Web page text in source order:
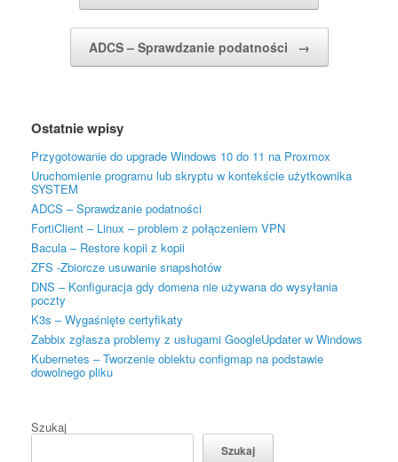
ADCS – Sprawdzanie podatności →
Ostatnie wpisy
Przygotowanie do upgrade Windows 10 do 11 na Proxmox
Uruchomienie programu lub skryptu w kontekście użytkownika
SYSTEM
ADCS – Sprawdzanie podatności
FortiClient – Linux – problem z połączeniem VPN
Bacula – Restore kopii z kopii
ZFS -Zbiorcze usuwanie snapshotów
DNS – Konfiguracja gdy domena nie używana do wysyłania
poczty
K3s – Wygaśnięte certyfikaty
Zabbix zgłasza problemy z usługami GoogleUpdater w Windows
Kubernetes – Tworzenie obiektu configmap na podstawie
dowolnego pliku
Szukaj
Szukaj